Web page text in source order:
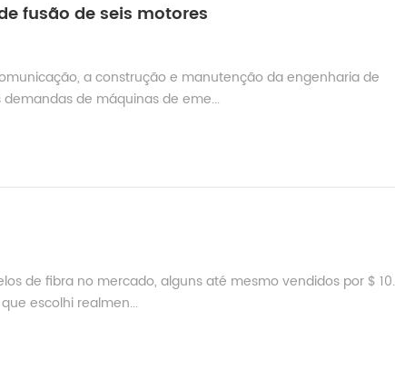
fusão de seis motores
a construção e manutenção da engenharia de
de máquinas de eme...
de fibra no mercado, alguns até mesmo vendidos por $ 10.
escolhi realmen...